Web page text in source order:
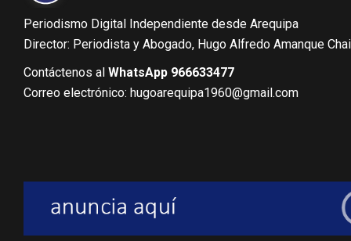
Periodismo Digital Independiente desde Arequipa
Director: Periodista y Abogado, Hugo Alfredo Amanque
Contáctenos al WhatsApp 966633477
Correo electrónico: hugoarequipa1960@gmail.com